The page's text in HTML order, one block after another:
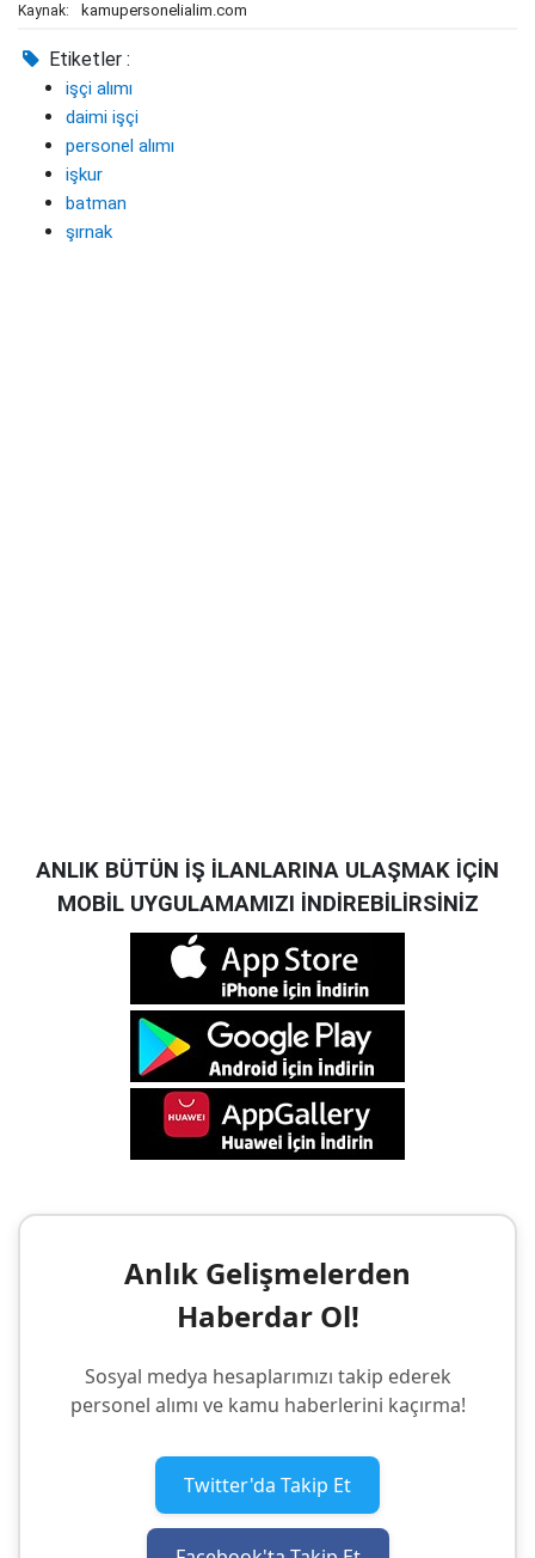
Kaynak: kamupersonelialim.com
Etiketler :
işçi alımı
daimi işçi
personel alımı
işkur
batman
şırnak
ANLIK BÜTÜN İŞ İLANLARINA ULAŞMAK İÇİN
MOBİL UYGULAMAMIZI İNDİREBİLİRSİNİZ
Anlık Gelişmelerden
Haberdar Ol!
Sosyal medya hesaplarımızı takip ederek
personel alımı ve kamu haberlerini kaçırma!
Twitter'da Takip Et